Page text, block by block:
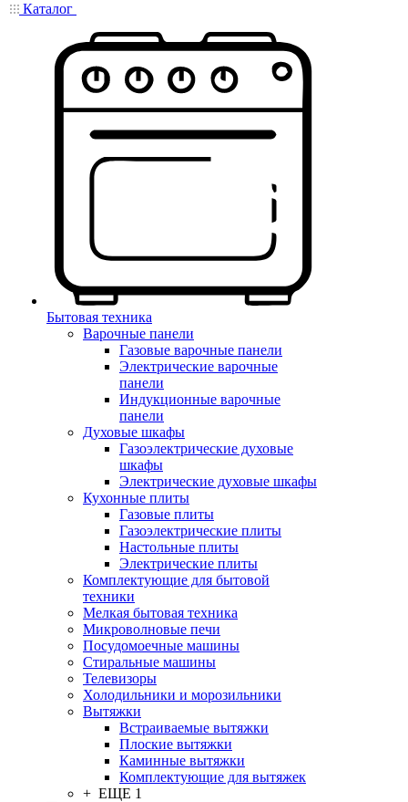
Каталог
Бытовая техника
Варочные панели
Газовые варочные панели
Электрические варочные
панели
Индукционные варочные
панели
Духовые шкафы
Газоэлектрические духовые
шкафы
Электрические духовые шкафы
Кухонные плиты
Газовые плиты
Газоэлектрические плиты
Настольные плиты
Электрические плиты
Комплектующие для бытовой
техники
Мелкая бытовая техника
Микроволновые печи
Посудомоечные машины
Стиральные машины
Телевизоры
Холодильники и морозильники
Вытяжки
Встраиваемые вытяжки
Плоские вытяжки
Каминные вытяжки
Комплектующие для вытяжек
+ ЕЩЕ 1